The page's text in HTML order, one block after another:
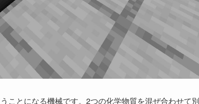
ことになる機械です。2つの化学物質を混ぜ合わせて別